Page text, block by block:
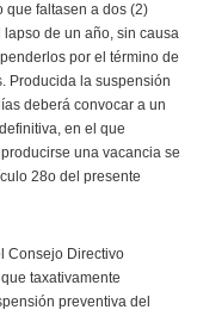
que faltasen a dos (2)
de un año, sin causa
por el término de
Producida la suspensión
deberá convocar a un
en el que
una vacancia se
28o del presente
Consejo Directivo
taxativamente
preventiva del